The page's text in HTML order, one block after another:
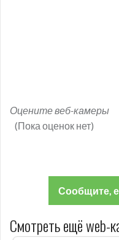
Оцените веб-камеры
(Пока оценок нет)
Сообщите,
Смотреть ещё web-